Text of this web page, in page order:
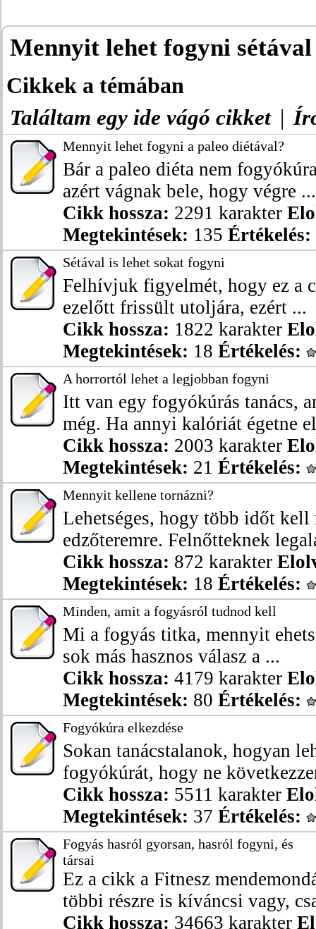
Mennyit lehet fogyni sétával
Cikkek a témában
Találtam egy ide vágó cikket
Mennyit lehet fogyni a paleo diétával?
Bár a paleo diéta nem
azért vágnak bele, hogy végre ...
Cikk hossza: 2291 karakter
Megtekintések: 135 Értékelés:
Sétával is lehet sokat fogyni
Felhívjuk figyelmét, hogy ez a
ezelőtt frissült utoljára, ezért ...
Cikk hossza: 1822 karakter
Megtekintések: 18 Értékelés:
A horrortól lehet a legjobban fogyni
Itt van egy fogyókúrás tanács,
még. Ha annyi kalóriát égetne
Cikk hossza: 2003 karakter
Megtekintések: 21 Értékelés:
Mennyit kellene tornázni?
Lehetséges, hogy több időt kell
edzőteremre. Felnőtteknek
Cikk hossza: 872 karakter
Megtekintések: 18 Értékelés:
Minden, amit a fogyásról tudnod kell
Mi a fogyás titka, mennyit
sok más hasznos válasz a ...
Cikk hossza: 4179 karakter
Megtekintések: 80 Értékelés:
Fogyókúra elkezdése
Sokan tanácstalanok, hogyan
fogyókúrát, hogy ne
Cikk hossza: 5511 karakter
Megtekintések: 37 Értékelés:
Fogyás hasról gyorsan, hasról fogyni, és
társai
Ez a cikk a Fitnesz
többi részre is kíváncsi vagy,
Cikk hossza: 34663 karakter